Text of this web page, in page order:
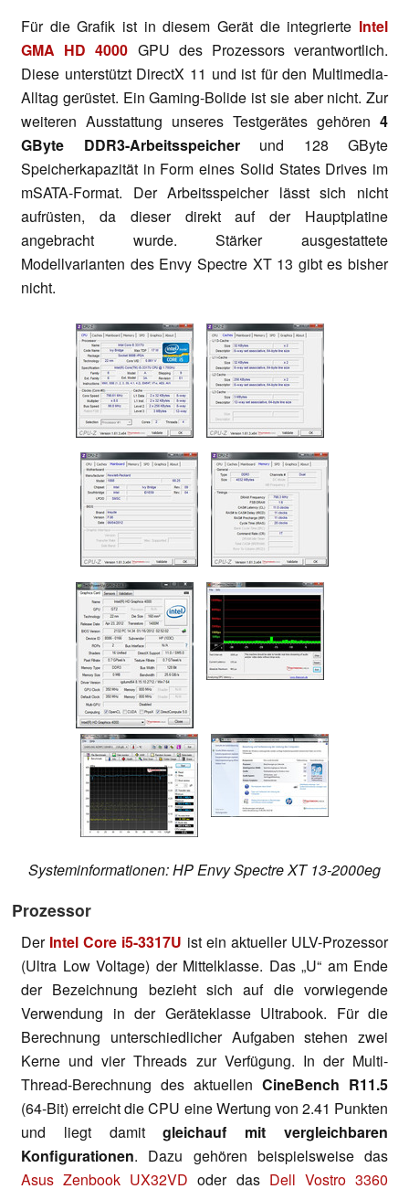
Für die Grafik ist in diesem Gerät die integrierte Intel
GMA HD 4000 GPU des Prozessors verantwortlich.
Diese unterstützt DirectX 11 und ist für den Multimedia-
Alltag gerüstet. Ein Gaming-Bolide ist sie aber nicht. Zur
weiteren Ausstattung unseres Testgerätes gehören 4
GByte DDR3-Arbeitsspeicherund 128 GByte
Speicherkapazität in Form eines Solid States Drives im
mSATA-Format. Der Arbeitsspeicher lässt sich nicht
aufrüsten, da dieser direkt auf der Hauptplatine
angebracht wurde. Stärker ausgestattete
Modellvarianten des Envy Spectre XT 13 gibt es bisher
nicht.
Systeminformationen: HP Envy Spectre XT 13-2000eg
Prozessor
Der Intel Core i5-3317U ist ein aktueller ULV-Prozessor
(Ultra Low Voltage) der Mittelklasse. Das „U“ am Ende
der Bezeichnung bezieht sich auf die vorwiegende
Verwendung in der Geräteklasse Ultrabook. Für die
Berechnung unterschiedlicher Aufgaben stehen zwei
Kerne und vier Threads zur Verfügung. In der Multi-
Thread-Berechnung des aktuellen CineBench R11.5
(64-Bit) erreicht die CPU eine Wertung von 2.41 Punkten
und liegt damitgleichauf mit vergleichbaren
Konfigurationen. Dazu gehören beispielsweise das
Asus Zenbook UX32VD oder das Dell Vostro 3360